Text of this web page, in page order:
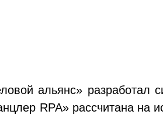
альянс» разработал
RPA» рассчитана на